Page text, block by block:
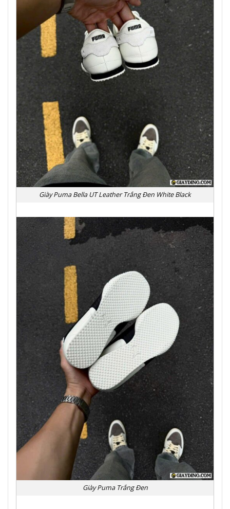
Giày Puma Bella UT Leather Trắng Đen White Black
Giày Puma Trắng Đen